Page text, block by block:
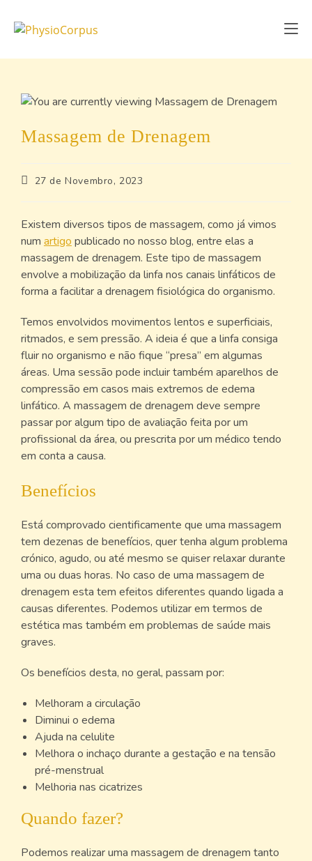
Massagem de Drenagem
27 de Novembro, 2023
Existem diversos tipos de massagem, como já vimos
num artigo publicado no nosso blog, entre elas a
massagem de drenagem. Este tipo de massagem
envolve a mobilização da linfa nos canais linfáticos de
forma a facilitar a drenagem fisiológica do organismo.
Temos envolvidos movimentos lentos e superficiais,
ritmados, e sem pressão. A ideia é que a linfa consiga
fluir no organismo e não fique “presa” em algumas
áreas. Uma sessão pode incluir também aparelhos de
compressão em casos mais extremos de edema
linfático. A massagem de drenagem deve sempre
passar por algum tipo de avaliação feita por um
profissional da área, ou prescrita por um médico tendo
em conta a causa.
Benefícios
Está comprovado cientificamente que uma massagem
tem dezenas de benefícios, quer tenha algum problema
crónico, agudo, ou até mesmo se quiser relaxar durante
uma ou duas horas. No caso de uma massagem de
drenagem esta tem efeitos diferentes quando ligada a
causas diferentes. Podemos utilizar em termos de
estética mas também em problemas de saúde mais
graves.
Os benefícios desta, no geral, passam por:
Melhoram a circulação
Diminui o edema
Ajuda na celulite
Melhora o inchaço durante a gestação e na tensão
pré-menstrual
Melhoria nas cicatrizes
Quando fazer?
Podemos realizar uma massagem de drenagem tanto